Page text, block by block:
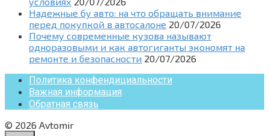
Надежные бу авто: на что обращать внимание
перед покупкой в автосалоне 20/07/2026
Почему современные кузова называют
одноразовыми и как автогиганты экономят на
ремонте и безопасности 20/07/2026
Политика конфендициальности
Важная информация
Обратная связь
© 2026 Avtomir